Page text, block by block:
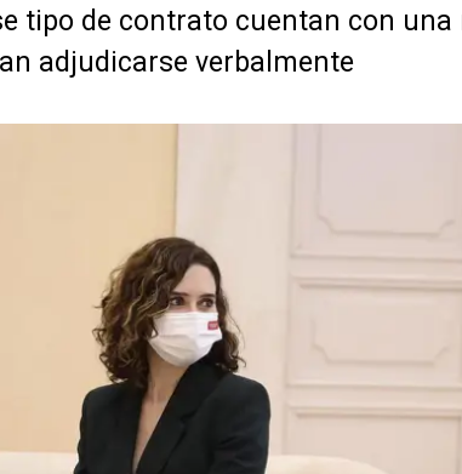
tipo de contrato cuentan con
adjudicarse verbalmente